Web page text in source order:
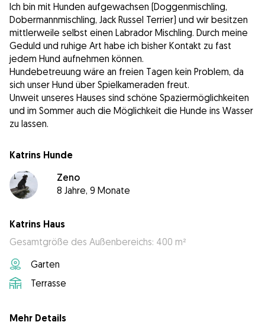
Ich bin mit Hunden aufgewachsen (Doggenmischling,
Dobermannmischling, Jack Russel Terrier) und wir besitzen
mittlerweile selbst einen Labrador Mischling. Durch meine
Geduld und ruhige Art habe ich bisher Kontakt zu fast
jedem Hund aufnehmen können.
Hundebetreuung wäre an freien Tagen kein Problem, da
sich unser Hund über Spielkameraden freut.
Unweit unseres Hauses sind schöne Spaziermöglichkeiten
und im Sommer auch die Möglichkeit die Hunde ins Wasser
zu lassen.
Katrins Hunde
Zeno
8 Jahre, 9 Monate
Katrins Haus
Gesamtgröße des Außenbereichs: 400 m²
Garten
Terrasse
Mehr Details